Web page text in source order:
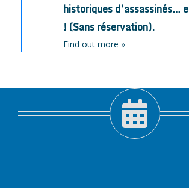
historiques d’assassinés…
! (Sans réservation).
Find out more »